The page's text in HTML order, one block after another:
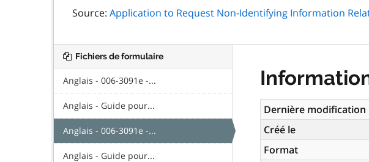
Source: Application to Request Non-Identifying Information
Fichiers de formulaire
Anglais - 006-3091e -...
Anglais - Guide pour...
Anglais - 006-3091e -...
Anglais - Guide pour...
Dernière modification
Créé le
Format